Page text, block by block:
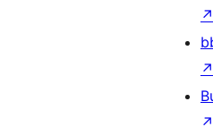
↗
↗
↗